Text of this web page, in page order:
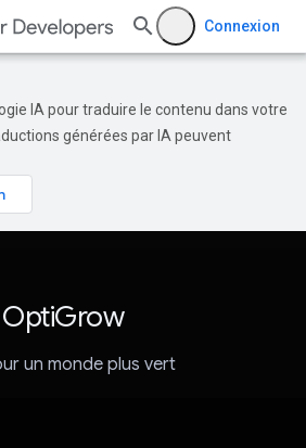
Connexion
IA pour traduire le contenu dans votre
générées par IA peuvent
OptiGrow
un monde plus vert